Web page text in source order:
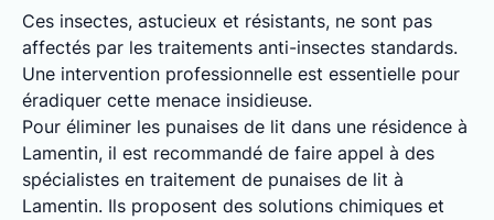
Ces insectes, astucieux et résistants, ne sont pas
affectés par les traitements anti-insectes standards.
Une intervention professionnelle est essentielle pour
éradiquer cette menace insidieuse.
Pour éliminer les punaises de lit dans une résidence à
Lamentin, il est recommandé de faire appel à des
spécialistes en traitement de punaises de lit à
Lamentin. Ils proposent des solutions chimiques et